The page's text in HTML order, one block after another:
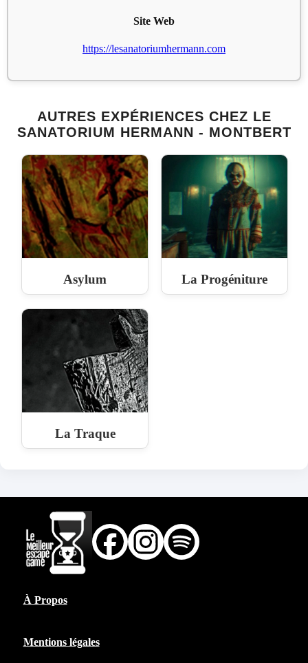
Site Web
https://lesanatoriumhermann.com
AUTRES EXPÉRIENCES CHEZ LE
SANATORIUM HERMANN - MONTBERT
Asylum La Progéniture
La Traque
À Propos
Mentions légales